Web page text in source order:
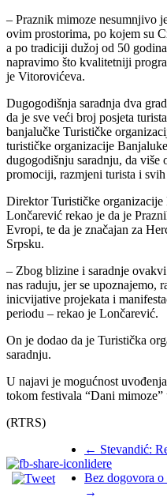
– Praznik mimoze nesumnjivo
ovim prostorima, po kojem su
a po tradiciji dužoj od 50
napravimo što kvalitetniji
je Vitorovićeva.
Dugogodišnja saradnja dva
da je sve veći broj posjeta
banjalučke Turističke
turističke organizacije
dugogodišnju saradnju, da više
promociji, razmjeni turista i
Direktor Turističke
Lončarević rekao je da je
Evropi, te da je značajan za
Srpsku.
– Zbog blizine i saradnje
nas raduju, jer se upoznajemo,
inicvijative projekata i
periodu – rekao je Lončarević.
On je dodao da je Turistička
saradnju.
U najavi je mogućnost
tokom festivala “Dani
(RTRS)
← Stevandić:
lidere
Bez dogovora
→